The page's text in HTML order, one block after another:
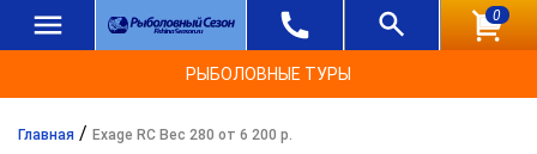
0
РЫБОЛОВНЫЕ ТУРЫ
Главная / Exage RC Вес 280 от 6 200 р.